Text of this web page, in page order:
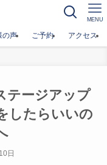
MENU
の声 ご予約 アクセス
テージアップ
したらいいの
日